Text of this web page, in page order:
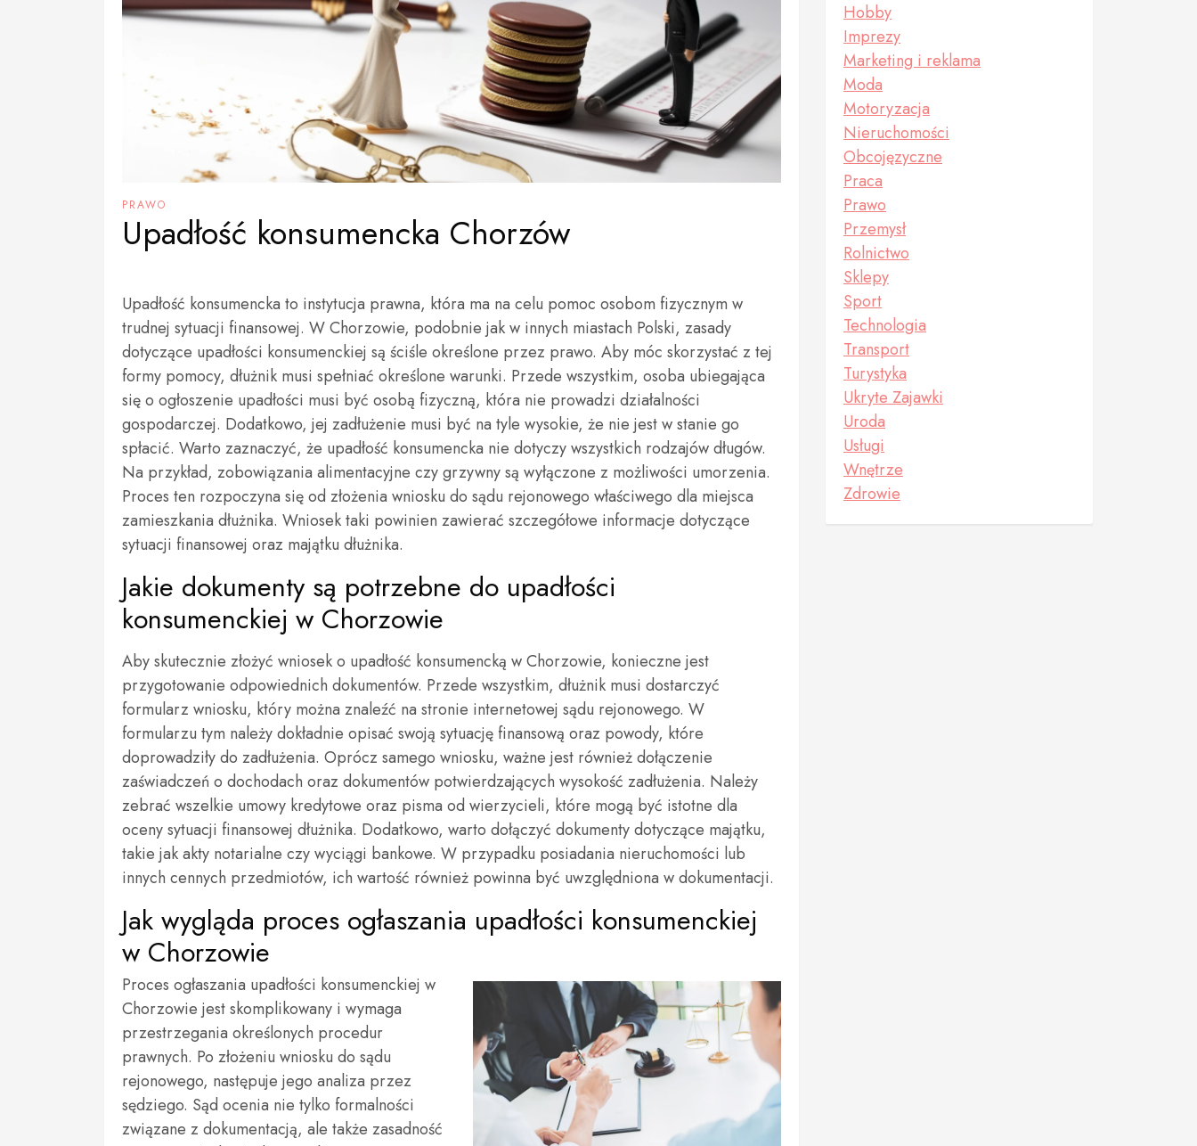
PRAWO
Upadłość konsumencka Chorzów
Upadłość konsumencka to instytucja prawna, która ma na celu pomoc osobom fizycznym w
trudnej sytuacji finansowej. W Chorzowie, podobnie jak w innych miastach Polski, zasady
dotyczące upadłości konsumenckiej są ściśle określone przez prawo. Aby móc skorzystać z tej
formy pomocy, dłużnik musi spełniać określone warunki. Przede wszystkim, osoba ubiegająca
się o ogłoszenie upadłości musi być osobą fizyczną, która nie prowadzi działalności
gospodarczej. Dodatkowo, jej zadłużenie musi być na tyle wysokie, że nie jest w stanie go
spłacić. Warto zaznaczyć, że upadłość konsumencka nie dotyczy wszystkich rodzajów długów.
Na przykład, zobowiązania alimentacyjne czy grzywny są wyłączone z możliwości umorzenia.
Proces ten rozpoczyna się od złożenia wniosku do sądu rejonowego właściwego dla miejsca
zamieszkania dłużnika. Wniosek taki powinien zawierać szczegółowe informacje dotyczące
sytuacji finansowej oraz majątku dłużnika.
Jakie dokumenty są potrzebne do upadłości
konsumenckiej w Chorzowie
Aby skutecznie złożyć wniosek o upadłość konsumencką w Chorzowie, konieczne jest
przygotowanie odpowiednich dokumentów. Przede wszystkim, dłużnik musi dostarczyć
formularz wniosku, który można znaleźć na stronie internetowej sądu rejonowego. W
formularzu tym należy dokładnie opisać swoją sytuację finansową oraz powody, które
doprowadziły do zadłużenia. Oprócz samego wniosku, ważne jest również dołączenie
zaświadczeń o dochodach oraz dokumentów potwierdzających wysokość zadłużenia. Należy
zebrać wszelkie umowy kredytowe oraz pisma od wierzycieli, które mogą być istotne dla
oceny sytuacji finansowej dłużnika. Dodatkowo, warto dołączyć dokumenty dotyczące majątku,
takie jak akty notarialne czy wyciągi bankowe. W przypadku posiadania nieruchomości lub
innych cennych przedmiotów, ich wartość również powinna być uwzględniona w dokumentacji.
Jak wygląda proces ogłaszania upadłości konsumenckiej
w Chorzowie
Proces ogłaszania upadłości konsumenckiej w
Chorzowie jest skomplikowany i wymaga
przestrzegania określonych procedur
prawnych. Po złożeniu wniosku do sądu
rejonowego, następuje jego analiza przez
sędziego. Sąd ocenia nie tylko formalności
związane z dokumentacją, ale także zasadność
Hobby
Imprezy
Marketing i reklama
Moda
Motoryzacja
Nieruchomości
Obcojęzyczne
Praca
Prawo
Przemysł
Rolnictwo
Sklepy
Sport
Technologia
Transport
Turystyka
Ukryte Zajawki
Uroda
Usługi
Wnętrze
Zdrowie